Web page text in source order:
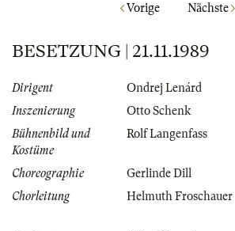
Vorige Nächste
BESETZUNG | 21.11.1989
Dirigent
Ondrej Lenárd
Inszenierung
Otto Schenk
Bühnenbild und
Kostüme
Rolf Langenfass
Choreographie
Gerlinde Dill
Chorleitung
Helmuth Froschauer